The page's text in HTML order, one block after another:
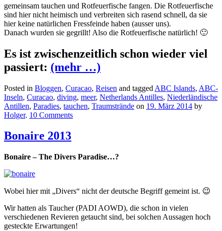
gemeinsam tauchen und Rotfeuerfische fangen. Die Rotfeuerfische
sind hier nicht heimisch und verbreiten sich rasend schnell, da sie
hier keine natürlichen Fressfeinde haben (ausser uns).
Danach wurden sie gegrillt! Also die Rotfeuerfische natürlich! 🙂
Es ist zwischenzeitlich schon wieder viel
passiert: (mehr …)
Posted in Bloggen, Curacao, Reisen and tagged ABC Islands, ABC-
Inseln, Curacao, diving, meer, Netherlands Antilles, Niederländische
Antillen, Paradies, tauchen, Traumstrände on 19. März 2014 by
Holger. 10 Comments
Bonaire 2013
Bonaire – The Divers Paradise…?
Wobei hier mit „Divers“ nicht der deutsche Begriff gemeint ist. 😉
Wir hatten als Taucher (PADI AOWD), die schon in vielen
verschiedenen Revieren getaucht sind, bei solchen Aussagen hoch
gesteckte Erwartungen!